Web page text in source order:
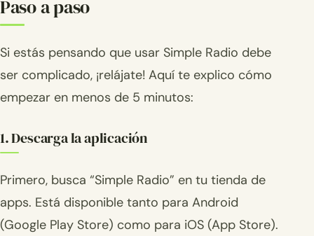
Paso a paso
Si estás pensando que usar Simple Radio debe
ser complicado, ¡relájate! Aquí te explico cómo
empezar en menos de 5 minutos:
1. Descarga la aplicación
Primero, busca “Simple Radio” en tu tienda de
apps. Está disponible tanto para Android
(Google Play Store) como para iOS (App Store).